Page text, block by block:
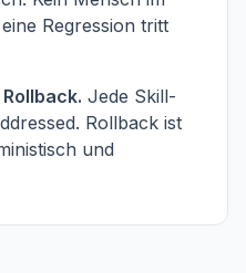
Regression tritt
Jede Skill-
Rollback ist
und